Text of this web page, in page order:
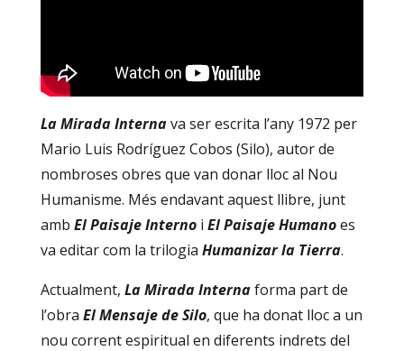
La Mirada Internava ser escrita l’any 1972 per
Mario Luis Rodríguez Cobos (Silo), autor de
nombroses obres que van donar lloc al Nou
Humanisme. Més endavant aquest llibre, junt
amb El Paisaje Internoi El Paisaje Humanoes
va editar com la trilogia Humanizar la Tierra.
Actualment, La Mirada Internaforma part de
l’obra El Mensaje de Silo, que ha donat lloc a un
nou corrent espiritual en diferents indrets del